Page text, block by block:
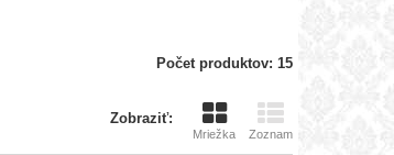
Počet produktov: 15
Zobraziť:
Mriežka Zoznam